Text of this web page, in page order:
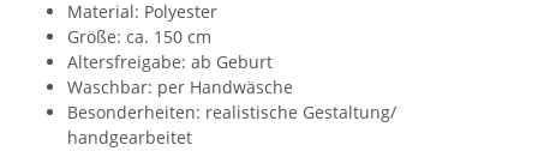
Material: Polyester
Größe: ca. 150 cm
Altersfreigabe: ab Geburt
Waschbar: per Handwäsche
Besonderheiten: realistische Gestaltung/
handgearbeitet